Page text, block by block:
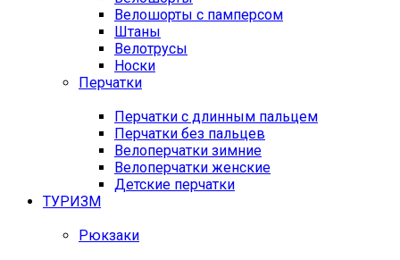
Велошорты с памперсом
Штаны
Велотрусы
Носки
Перчатки
Перчатки с длинным пальцем
Перчатки без пальцев
Велоперчатки зимние
Велоперчатки женские
Детские перчатки
ТУРИЗМ
Рюкзаки